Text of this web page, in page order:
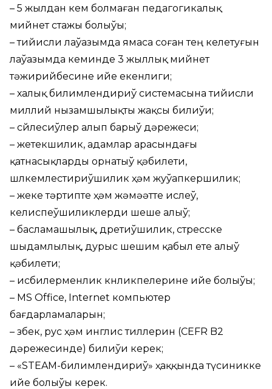
– 5 жылдан кем болмаған педагогикалық
мийнет стажы болыўы;
– тийисли лаўазымда ямаса соған тең келетуғын
лаўазымда кеминде 3 жыллық мийнет
тәжирийбесине ийе екенлиги;
– халық билимлендириў системасына тийисли
миллий нызамшылықты жақсы билиўи;
– сөйлесиўлер алып барыў дәрежеси;
– жетекшилик, адамлар арасындағы
қатнасықларды орнатыў қәбилети,
шөлкемлестириўшилик ҳәм жуўапкершилик;
– жеке тәртипте ҳәм жәмәәтте ислеў,
келиспеўшиликлерди шеше алыў;
– басламашылық, дөретиўшилик, стресске
шыдамлылық, дурыс шешим қабыл ете алыў
қәбилети;
– исбилерменлик көнликпелерине ийе болыўы;
– MS Office, Internet компьютер
бағдарламаларын;
– өзбек, рус ҳәм инглис тиллерин (CEFR B2
дәрежесинде) билиўи керек;
– «STEAM-билимлендириў» ҳаққында түсиникке
ийе болыўы керек.